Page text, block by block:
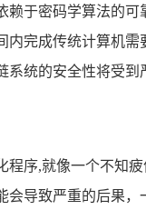
赖于密码学算法的
内完成传统计算机
统的安全性将受到
程序,就像一个不知
会导致严重的后果